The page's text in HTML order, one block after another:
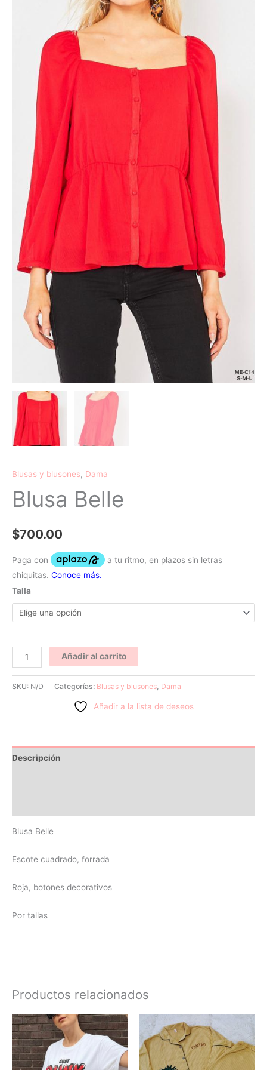
Blusas y blusones, Dama
Blusa Belle
$700.00
Talla
Añadir al carrito
SKU: N/D Categorías: Blusas y blusones Dama
Añadir a la lista de deseos
Descripción
Blusa Belle
Escote cuadrado, forrada
Roja, botones decorativos
Por tallas
Productos relacionados
tiene